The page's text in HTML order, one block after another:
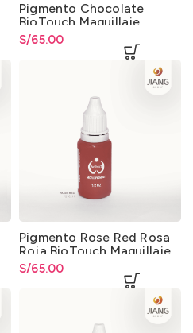
Pigmento Chocolate
BioTouch Maquillaje
Permanente y
Microblading
S/65.00
Pigmento Rose Red Rosa
Roja BioTouch Maquillaje
Permanente y
Microblading
S/65.00